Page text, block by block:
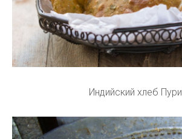
Индийский хлеб Пури